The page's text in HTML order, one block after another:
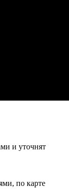
и уточнят
по карте